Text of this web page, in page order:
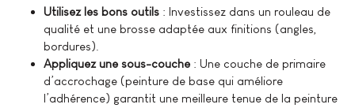
Utilisez les bons outils : Investissez dans un rouleau de
qualité et une brosse adaptée aux finitions (angles,
bordures).
Appliquez une sous-couche : Une couche de primaire
d’accrochage (peinture de base qui améliore
l’adhérence) garantit une meilleure tenue de la peinture